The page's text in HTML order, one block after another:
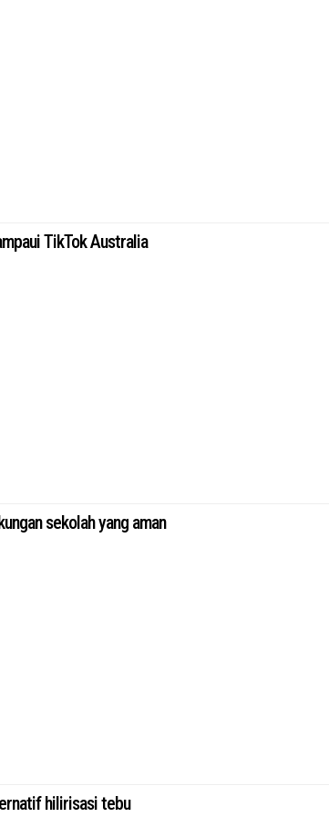
TikTok Australia
sekolah yang aman
hilirisasi tebu